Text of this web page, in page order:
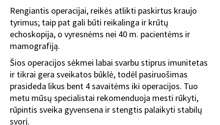
Rengiantis operacijai, reikės atlikti paskirtus kraujo
tyrimus; taip pat gali būti reikalinga ir krūtų
echoskopija, o vyresnėms nei 40 m. pacientėms ir
mamografiją.
Šios operacijos sėkmei labai svarbu stiprus imunitetas
ir tikrai gera sveikatos būklė, todėl pasiruošimas
prasideda likus bent 4 savaitėms iki operacijos. Tuo
metu mūsų specialistai rekomenduoja mesti rūkyti,
rūpintis sveika gyvensena ir stengtis palaikyti stabilų
svorį.